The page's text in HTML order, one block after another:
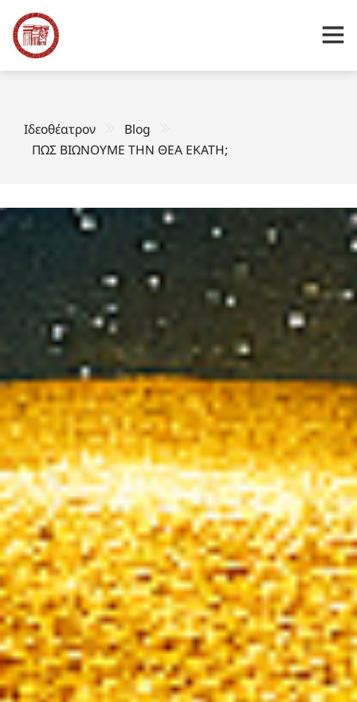
Ιδεοθέατρον
Blog
ΠΩΣ ΒΙΩΝΟΥΜΕ ΤΗΝ ΘΕΑ ΕΚΑΤΗ;